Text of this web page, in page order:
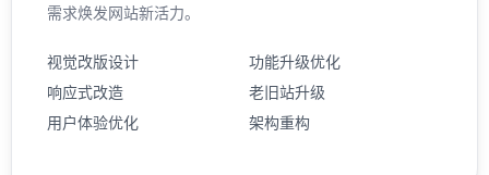
需求焕发网站新活力。
视觉改版设计
功能升级优化
响应式改造
老旧站升级
用户体验优化
架构重构